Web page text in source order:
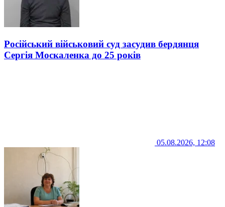
Російський військовий суд засудив бердянця
Сергія Москаленка до 25 років
05.08.2026, 12:08